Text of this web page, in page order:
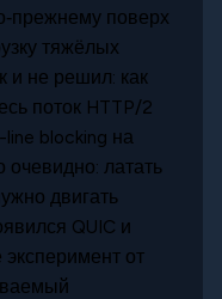
поверх
тяжёлых
и не решил: как
поток HTTP/2
blocking на
очевидно: латать
двигать
QUIC и
от